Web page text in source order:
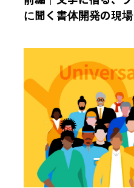
に聞く書体開発の現場